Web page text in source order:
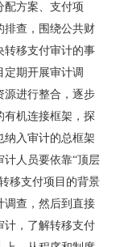
配方案、支付项
排查，围绕公共财
转移支付审计的事
定期开展审计调
源进行整合，逐步
有机连接框架，探
纳入审计的总框架
人员要依靠“顶层
移支付项目的背景
调查，然后到直接
计，了解转移支付